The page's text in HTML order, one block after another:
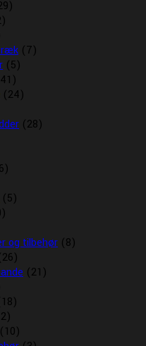
(7)
(5)
(24)
(28)
(5)
og tilbehør (8)
(21)
(10)